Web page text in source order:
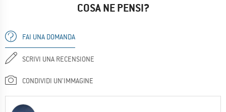
COSA NE PENSI?
FAI UNA DOMANDA
SCRIVI UNA RECENSIONE
CONDIVIDI UN'IMMAGINE